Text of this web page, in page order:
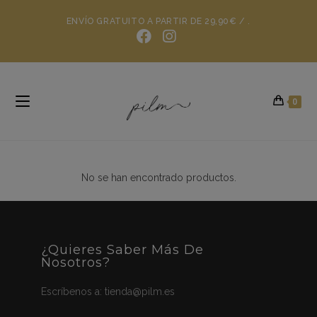
ENVÍO GRATUITO A PARTIR DE 29,90€ / .
0
No se han encontrado productos.
¿Quieres Saber Más De
Nosotros?
Escríbenos a:tienda@pilm.es